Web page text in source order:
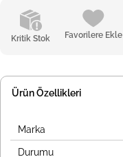
Kritik Stok Favorilere Ekle
Ürün Özellikleri
Marka
Durumu